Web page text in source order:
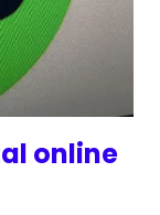
online